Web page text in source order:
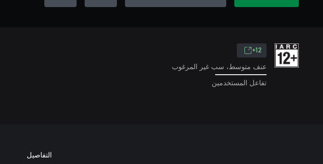
12+
عنف متوسط، سب غير المرغوب
تفاعل المستخدمين
التفاصيل